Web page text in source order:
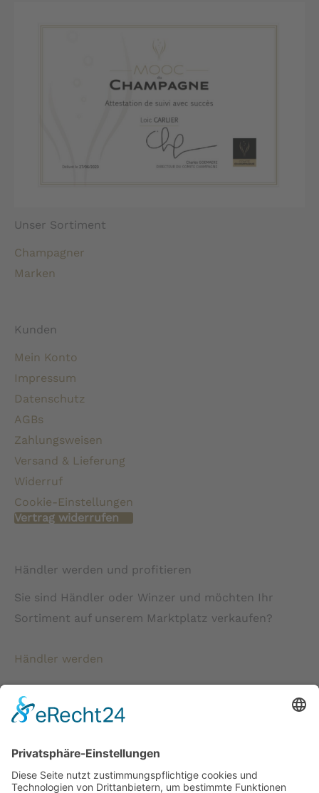
Unser Sortiment
Champagner
Marken
Kunden
Mein Konto
Impressum
Datenschutz
AGBs
Zahlungsweisen
Versand & Lieferung
Widerruf
Cookie-Einstellungen
Vertrag widerrufen
Händler werden und profitieren
Sie sind Händler oder Winzer und möchten Ihr
Sortiment auf unserem Marktplatz verkaufen?
Händler werden